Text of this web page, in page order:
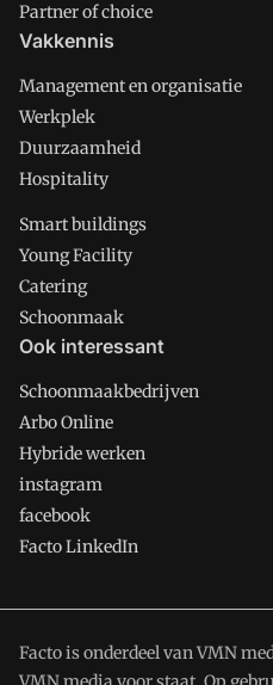
Partner of choice
Vakkennis
Management en organisatie
Werkplek
Duurzaamheid
Hospitality
Smart buildings
Young Facility
Catering
Schoonmaak
Ook interessant
Schoonmaakbedrijven
Arbo Online
Hybride werken
instagram
facebook
Facto LinkedIn
Facto is onderdeel van VMN